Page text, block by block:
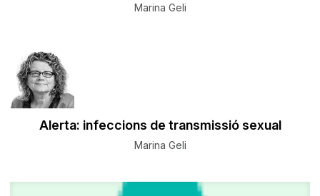
Marina Geli
Alerta: infeccions de transmissió sexual
Marina Geli